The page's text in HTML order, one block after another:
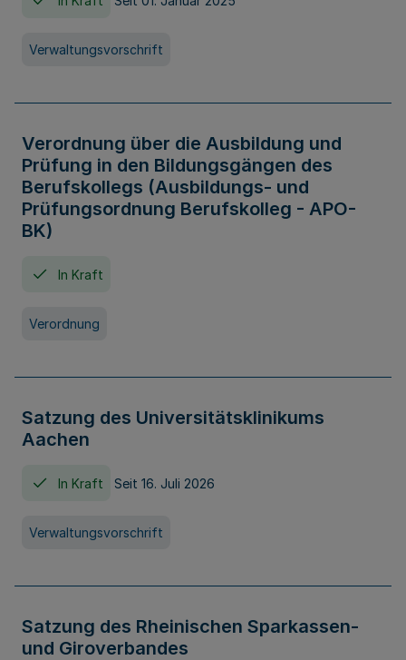
Verwaltungsvorschrift
Verordnung über die Ausbildung und
Prüfung in den Bildungsgängen des
Berufskollegs (Ausbildungs- und
Prüfungsordnung Berufskolleg - APO-
BK)
In Kraft
Verordnung
Satzung des Universitätsklinikums
Aachen
In Kraft Seit 16. Juli 2026
Verwaltungsvorschrift
Satzung des Rheinischen Sparkassen-
und Giroverbandes